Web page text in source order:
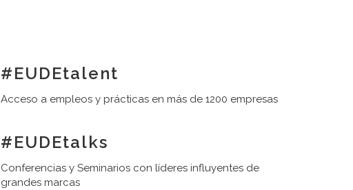
#EUDEtalent
Acceso a empleos y prácticas en más de 1200 empresas
#EUDEtalks
Conferencias y Seminarios con líderes influyentes de
grandes marcas